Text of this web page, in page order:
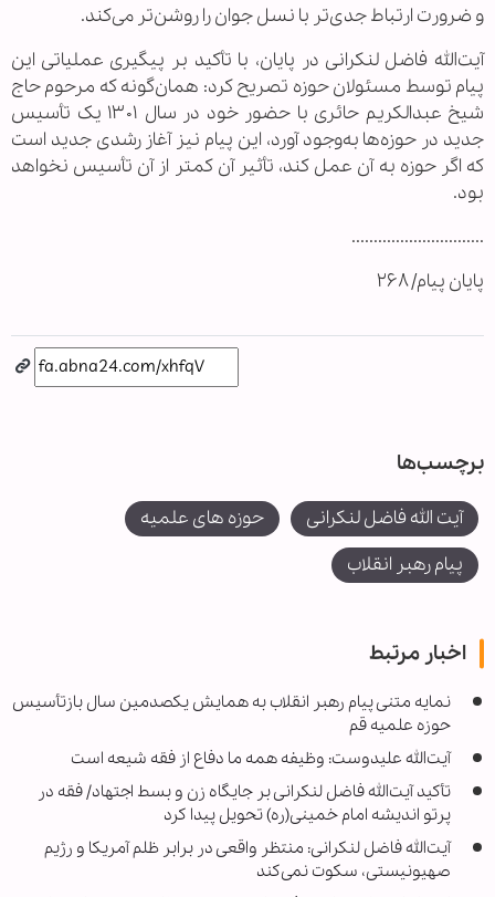
و ضرورت ارتباط جدی‌تر با نسل جوان را روشن‌تر می‌کند.
آیت‌الله فاضل لنکرانی در پایان، با تأکید بر پیگیری عملیاتی این
پیام توسط مسئولان حوزه تصریح کرد: همان‌گونه که مرحوم حاج
شیخ عبدالکریم حائری با حضور خود در سال ۱۳۰۱ یک تأسیس
جدید در حوزه‌ها به‌وجود آورد، این پیام نیز آغاز رشدی جدید است
که اگر حوزه به آن عمل کند، تأثیر آن کمتر از آن تأسیس نخواهد
بود.
..............................
پایان پیام/ ۲۶۸
برچسب‌ها
آیت الله فاضل لنکرانی
حوزه های علمیه
پیام رهبر انقلاب
اخبار مرتبط
نمایه متنی پیام رهبر انقلاب به همایش یکصدمین سال بازتأسیس
حوزه علمیه قم
آیت‌الله علیدوست: وظیفه همه ما دفاع از فقه شیعه است
تأکید آیت‌الله فاضل لنکرانی بر جایگاه زن و بسط اجتهاد/ فقه در
پرتو اندیشه امام خمینی(ره) تحویل پیدا کرد
آیت‌الله فاضل لنکرانی: منتظر واقعی در برابر ظلم آمریکا و رژیم
صهیونیستی، سکوت نمی‌کند